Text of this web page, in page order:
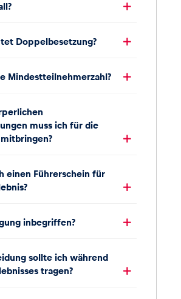
Doppelbesetzung?
Mindestteilnehmerzahl?
muss ich für die
einen Führerschein für
inbegriffen?
sollte ich während
tragen?